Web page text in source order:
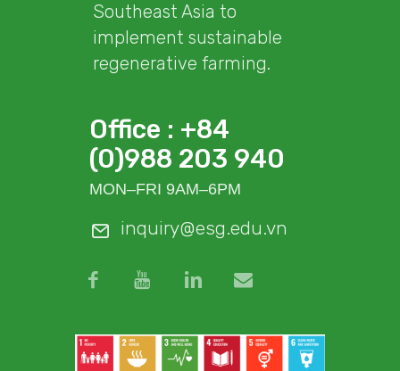
Southeast Asia to
implement sustainable
regenerative farming.
Office : +84
(0)988 203 940
MON–FRI 9AM–6PM
inquiry@esg.edu.vn